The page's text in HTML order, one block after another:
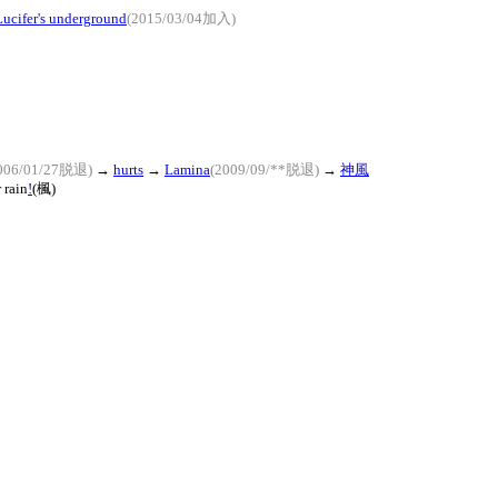
underground(2015/03/04加入)
01/27脱退) → hurts → Lamina(2009/09/**脱退) → 神風
rain!(楓)